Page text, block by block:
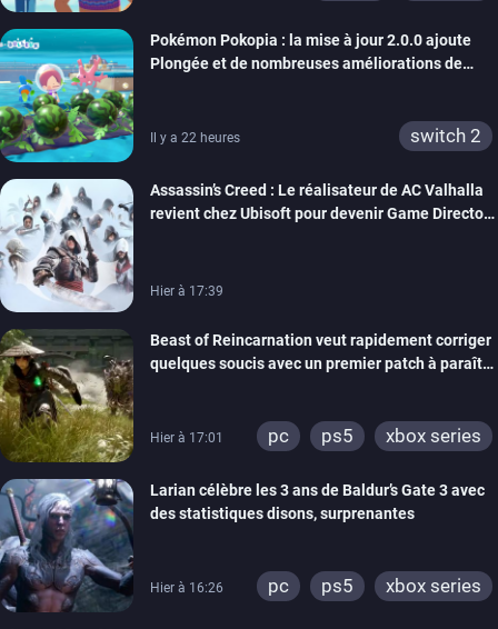
Pokémon Pokopia : la mise à jour 2.0.0 ajoute
Plongée et de nombreuses améliorations de
Il y a 22 heures switch 2
Assassin’s Creed : Le réalisateur de AC Valhalla
revient chez Ubisoft pour devenir Game Director
Hier à 17:39
Beast of Reincarnation veut rapidement corriger
quelques soucis avec un premier patch à paraître
Hier à 17:01 pc ps5 xbox series
Larian célèbre les 3 ans de Baldur’s Gate 3 avec
des statistiques disons, surprenantes
Hier à 16:26 pc ps5 xbox series